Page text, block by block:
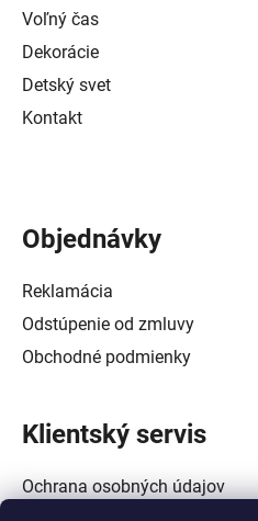
Voľný čas
Dekorácie
Detský svet
Kontakt
Objednávky
Reklamácia
Odstúpenie od zmluvy
Obchodné podmienky
Klientský servis
Ochrana osobných údajov